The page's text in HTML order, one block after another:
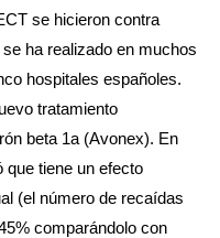
se hicieron contra
ha realizado en muchos
hospitales españoles.
tratamiento
beta 1a (Avonex). En
tiene un efecto
(el número de recaídas
comparándolo con